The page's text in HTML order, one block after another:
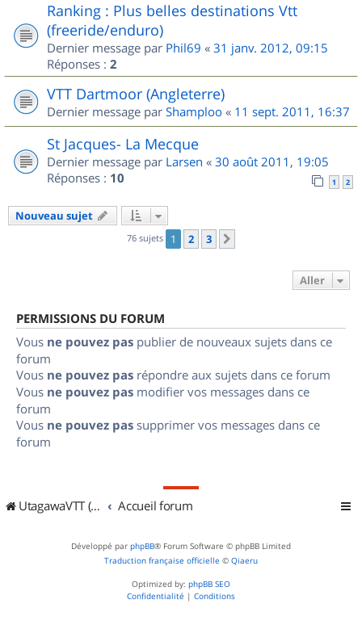
Ranking : Plus belles destinations Vtt
(freeride/enduro)
Dernier message par Phil69 « 31 janv. 2012, 09:15
Réponses : 2
VTT Dartmoor (Angleterre)
Dernier message par Shamploo « 11 sept. 2011, 16:37
St Jacques- La Mecque
Dernier message par Larsen « 30 août 2011, 19:05
Réponses : 10 1 2
Nouveau sujet
76 sujets 1 2 3
Aller
PERMISSIONS DU FORUM
Vous ne pouvez pas publier de nouveaux sujets dans ce
forum
Vous ne pouvez pas répondre aux sujets dans ce forum
Vous ne pouvez pas modifier vos messages dans ce
forum
Vous ne pouvez pas supprimer vos messages dans ce
forum
UtagawaVTT (Randos VTT et VTTAE avec traces GPS) Accueil forum
Développé par phpBB® Forum Software © phpBB Limited
Traduction française officielle © Qiaeru
Optimized by: phpBB SEO
Confidentialité | Conditions